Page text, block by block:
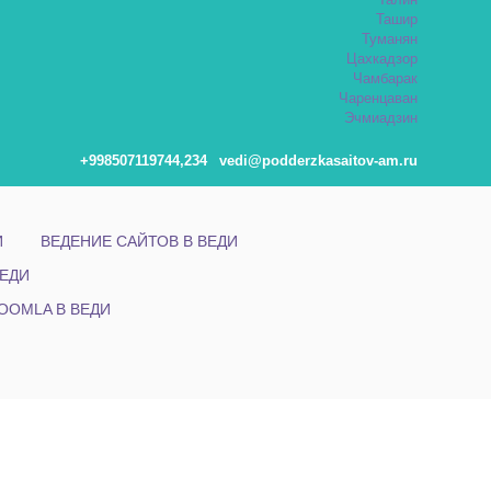
Ташир
Туманян
Цахкадзор
Чамбарак
Чаренцаван
Эчмиадзин
+998507119744,234 vedi@podderzkasaitov-am.ru
ВЕДЕНИЕ САЙТОВ В ВЕДИ
В ВЕДИ